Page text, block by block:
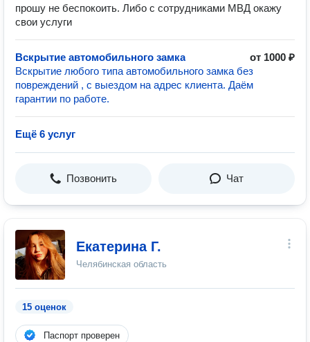
прошу не беспокоить. Либо с сотрудниками МВД окажу
свои услуги
Вскрытие автомобильного замка
от 1000 ₽
Вскрытие любого типа автомобильного замка без
повреждений , с выездом на адрес клиента. Даём
гарантии по работе.
Ещё 6 услуг
Позвонить Чат
Екатерина Г.
Челябинская область
15 оценок
Паспорт проверен